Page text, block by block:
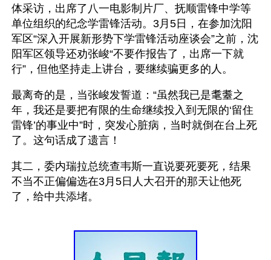
体采访，出席了八一电影制片厂、抚顺雷锋中学等
单位组织的纪念学雷锋活动。3月5日，在参加沈阳
军区“深入开展新形势下学雷锋活动座谈会”之前，沈
阳军区领导还劝张峻“不要作报告了，出席一下就
行”，但他坚持走上讲台，要继续骗更多的人。
最离奇的是，当张峻发誓道：“虽然我已是耄耋之
年，我还是要把有限的生命继续投入到无限的‘留住
雷锋’的事业中”时，突发心脏病，当时就倒在台上死
了。这句话成了遗言！
其二，委内瑞拉总统查韦斯一直说要死要死，结果
不当不正偏偏选在3月5日人大召开的那天让他死
了，给中共添堵。